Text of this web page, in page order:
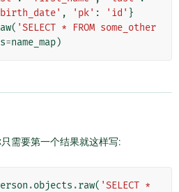
, 'pk' : 'id' }
( 'SELECT * FROM some_other
=name_map)
需要第一个结果就这样写:
.objects .raw( 'SELECT *